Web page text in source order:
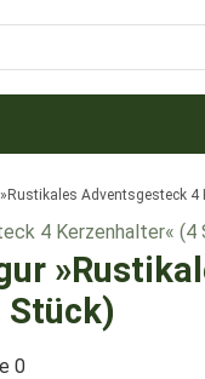
Adventsgesteck 4
Stück)
0